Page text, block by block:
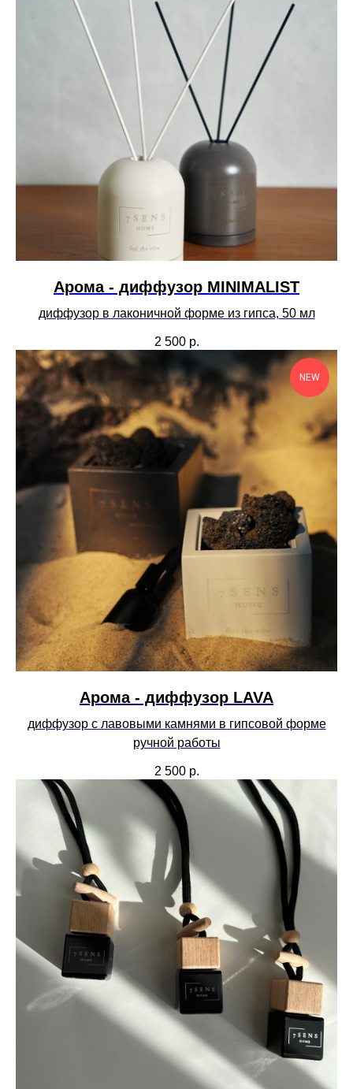
Арома - диффузор MINIMALIST
диффузор в лаконичной форме из гипса, 50 мл
2 500 р.
NEW
Арома - диффузор LAVA
диффузор c лавовыми камнями в гипсовой форме
ручной работы
2 500 р.